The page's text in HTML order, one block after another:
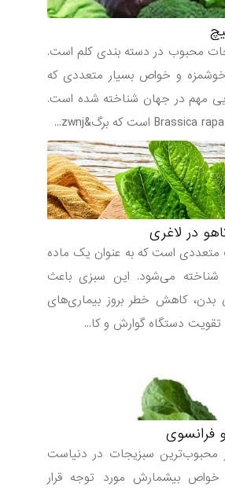
محبوب در دسته بندی کلم است.
و خواص بسیار متعددی که
مهم در جهان شناخته شده است.
لاغری
است که به عنوان یک ماده
می‌شود. این سبزی باعث
کاهش خطر بروز بیماری‌های
دستگاه گوارش و کا...
سبزیجات در دنیاست
بیشمارش مورد توجه قرار